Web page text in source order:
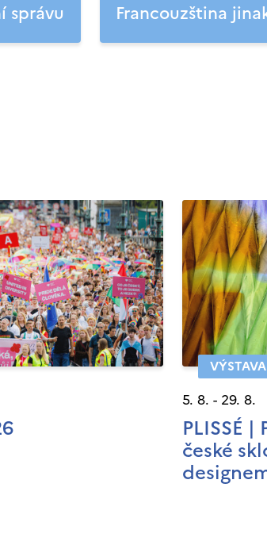
správu Francouzština
VÝSTAVA
5. 8. - 29. 8.
PLISSÉ |
české